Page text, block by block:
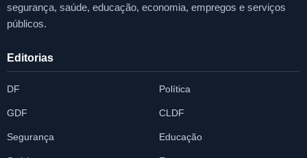
segurança, saúde, educação, economia, empregos e serviços
públicos.
Editorias
DF Política
GDF CLDF
Segurança Educação